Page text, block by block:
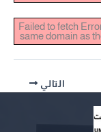
Failed to fetch
same domain as
التالي